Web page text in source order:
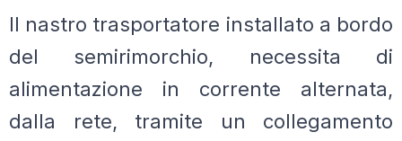
Il nastro trasportatore installato a bordo
del semirimorchio, necessita di
alimentazione in corrente alternata,
dalla rete, tramite un collegamento